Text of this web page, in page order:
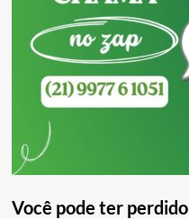
Você pode ter perdido